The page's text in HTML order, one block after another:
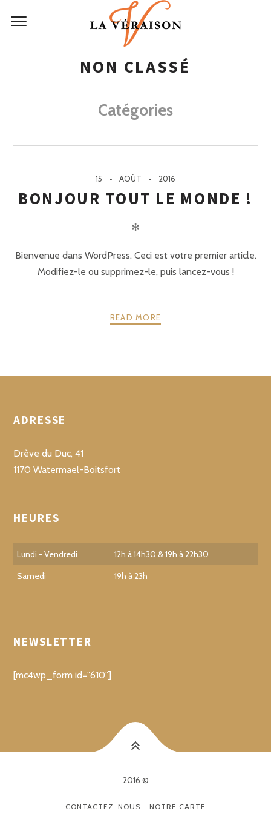
NON CLASSÉ
Catégories
15 AOÛT 2016
BONJOUR TOUT LE MONDE !
✻
Bienvenue dans WordPress. Ceci est votre premier article.
Modifiez-le ou supprimez-le, puis lancez-vous !
READ MORE
ADRESSE
Drève du Duc, 41
1170 Watermael-Boitsfort
HEURES
Lundi - Vendredi
12h à 14h30 & 19h à 22h30
Samedi
19h à 23h
NEWSLETTER
[mc4wp_form id="610"]
2016 ©
CONTACTEZ-NOUS NOTRE CARTE